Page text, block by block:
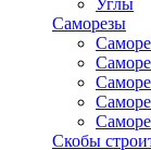
Углы
Саморезы
Скобы